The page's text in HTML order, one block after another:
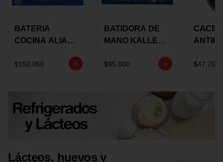
BATERIA
COCINA ALIADA
PIEZAS
$150.050
BATIDORA DE
MANO KALLEY
VELOCIDADES
$95.800
TAPA
$47.750
Lácteos, huevos y